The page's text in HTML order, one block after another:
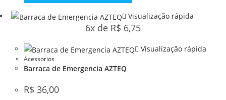
Visualização rápida
6x de R$ 6,75
Visualização rápida
Acessorios
Barraca de Emergencia AZTEQ
R$ 36,00